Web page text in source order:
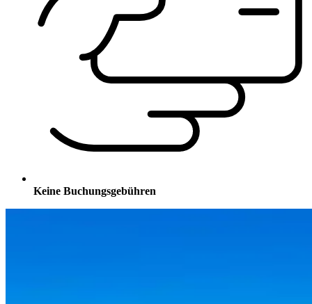
Keine Buchungsgebühren